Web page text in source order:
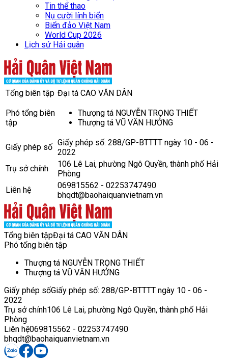
Tin thể thao
Nụ cười lính biển
Biển đảo Việt Nam
World Cup 2026
Lịch sử Hải quân
Tổng biên tập Đại tá CAO VĂN DÂN
Phó tổng biên
tập
Thượng tá NGUYỄN TRỌNG THIẾT
Thượng tá VŨ VĂN HƯỞNG
Giấy phép số Giấy phép số: 288/GP-BTTTT ngày 10 - 06 -
2022
Trụ sở chính
106 Lê Lai, phường Ngô Quyền, thành phố Hải
Phòng
Liên hệ
069815562 - 02253747490
bhqdt@baohaiquanvietnam.vn
Tổng biên tậpĐại tá CAO VĂN DÂN
Phó tổng biên tập
Thượng tá NGUYỄN TRỌNG THIẾT
Thượng tá VŨ VĂN HƯỞNG
Giấy phép sốGiấy phép số: 288/GP-BTTTT ngày 10 - 06 -
2022
Trụ sở chính106 Lê Lai, phường Ngô Quyền, thành phố Hải
Phòng
Liên hệ069815562 - 02253747490
bhqdt@baohaiquanvietnam.vn